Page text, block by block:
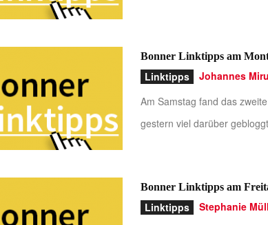
Bonner Linktipps am
Linktipps Johannes
Am Samstag fand das
gestern viel darüber
Bonner Linktipps am
Linktipps Stephanie